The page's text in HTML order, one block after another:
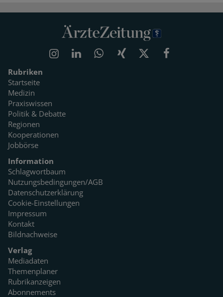
Rubriken
Startseite
Medizin
Praxiswissen
Politik & Debatte
Regionen
Kooperationen
Jobbörse
Information
Schlagwortbaum
Nutzungsbedingungen/AGB
Datenschutzerklärung
Cookie-Einstellungen
Impressum
Kontakt
Bildnachweise
Verlag
Mediadaten
Themenplaner
Rubrikanzeigen
Abonnements